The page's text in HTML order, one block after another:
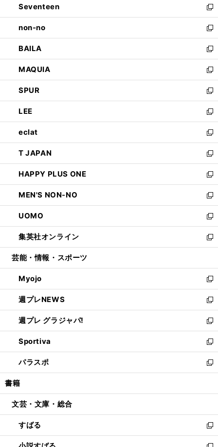
く
で
開
く
ド
ウ
で
開
く
Seventeen
新
し
い
ウ
ィ
ン
ド
ウ
で
開
く
non-no
新
し
い
ウ
ィ
ン
ド
ウ
で
開
く
BAILA
新
し
い
ウ
ィ
ン
ド
ウ
で
開
く
MAQUIA
新
し
い
ウ
ィ
ン
ド
ウ
で
開
く
SPUR
新
し
い
ウ
ィ
ン
ド
ウ
で
開
く
LEE
新
し
い
ウ
ィ
ン
ド
ウ
で
開
く
eclat
新
し
い
ウ
ィ
ン
ド
ウ
で
開
く
T JAPAN
新
し
い
ウ
ィ
ン
ド
ウ
で
開
HAPPY PLUS ONE
新
し
い
ウ
ィ
ン
ド
ウ
開
く
MEN'S NON-NO
新
し
い
ウ
ィ
ン
ウ
で
開
く
UOMO
新
し
い
ウ
ン
ド
ウ
で
開
く
集英社オンライン
新
し
ウ
ィ
ン
ド
ウ
で
開
く
芸能・情報・スポーツ
Myojo
新
し
い
ウ
ィ
ン
ド
ウ
で
開
週プレNEWS
新
し
い
ウ
ィ
ン
ド
ウ
開
週プレ グラジャパ!
新
し
い
ウ
ィ
ン
ウ
開
く
Sportiva
新
し
い
ウ
ン
ウ
で
開
パラスポ
新
し
ウ
ン
ド
ウ
書籍
文芸・文庫・総合
すばる
新
し